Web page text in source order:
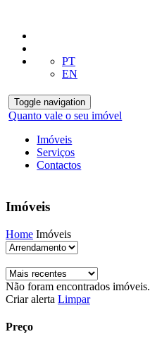
PT
EN
Toggle navigation
Quanto vale o seu imóvel
Imóveis
Serviços
Contactos
Imóveis
Home Imóveis
Não foram encontrados imóveis.
Criar alerta Limpar
Preço